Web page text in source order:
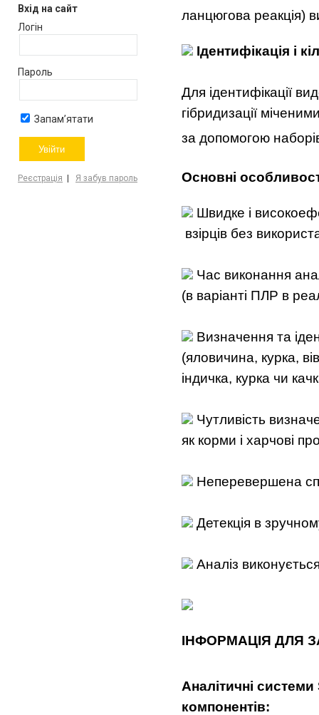
Вхід на сайт
Логін
Пароль
Запам’ятати
Реєстрація Я забув пароль
ланцюгова реакція)
Ідентифікація і кіл
Для ідентифікації
гібридизації
за допомогою
Основні особ
Швидке і
взірців без
Час виконання
(в варіанті ПЛР в
Визначення та
(яловичина, курка,
індичка, курка чи
Чутливість
як корми і харчові
Неперевершена
Детекція в
Аналіз
ІНФОРМАЦІЯ ДЛЯ
Аналітичні системи
компонентів: